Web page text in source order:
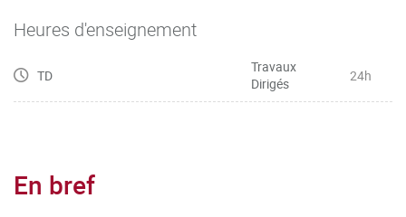
Heures d'enseignement
TD
Travaux
Dirigés
24h
En bref